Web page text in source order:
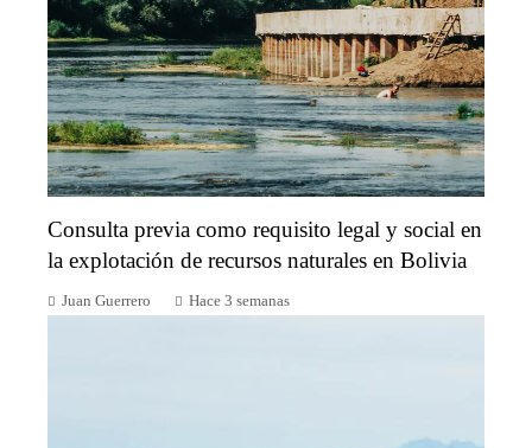
Consulta previa como requisito legal y social en
la explotación de recursos naturales en Bolivia
Juan Guerrero Hace 3 semanas